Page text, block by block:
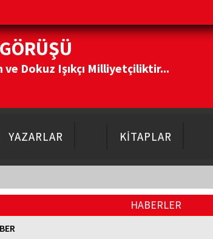
Dokuz Işıkçı Milliyetçiliktir...
YAZARLAR KİTAPLAR
HABERLER